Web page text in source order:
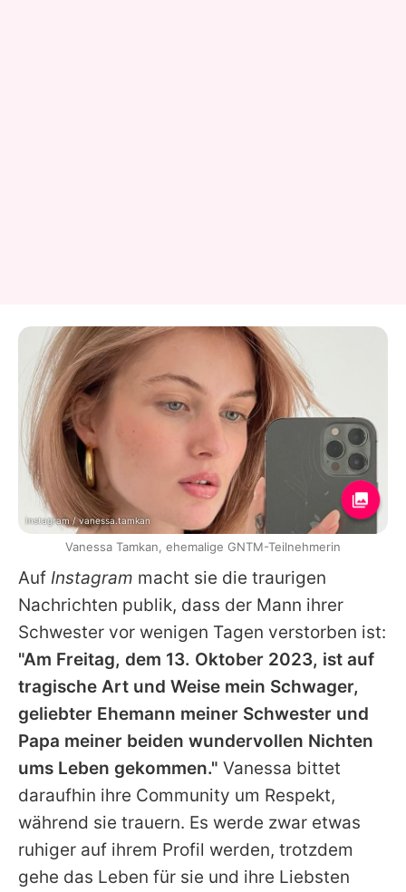
Auf Instagram macht sie die traurigen
Nachrichten publik, dass der Mann ihrer
Schwester vor wenigen Tagen verstorben ist:
"Am Freitag, dem 13. Oktober 2023, ist auf
tragische Art und Weise mein Schwager,
geliebter Ehemann meiner Schwester und
Papa meiner beiden wundervollen Nichten
ums Leben gekommen." Vanessa bittet
daraufhin ihre Community um Respekt,
während sie trauern. Es werde zwar etwas
ruhiger auf ihrem Profil werden, trotzdem
gehe das Leben für sie und ihre Liebsten
Instagram / vanessa.tamkan
Vanessa Tamkan, ehemalige GNTM-Teilnehmerin